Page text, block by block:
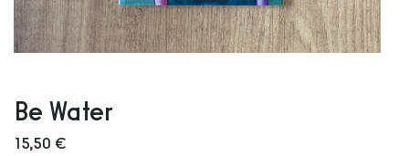
Be Water
15,50 €